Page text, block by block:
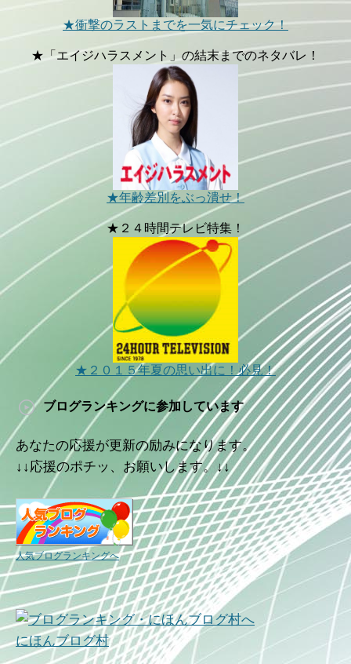
★衝撃のラストまでを一気にチェック！
★「エイジハラスメント」の結末までのネタバレ！
★年齢差別をぶっ潰せ！
★２４時間テレビ特集！
★２０１５年夏の思い出に！必見！
ブログランキングに参加しています
あなたの応援が更新の励みになります。
↓↓応援のポチッ、お願いします。↓↓
人気ブログランキングへ
にほんブログ村